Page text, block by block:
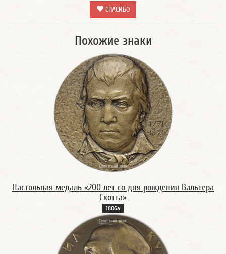
СПАСИБО
Похожие знаки
Настольная медаль «200 лет со дня рождения Вальтера
Скотта»
1806а